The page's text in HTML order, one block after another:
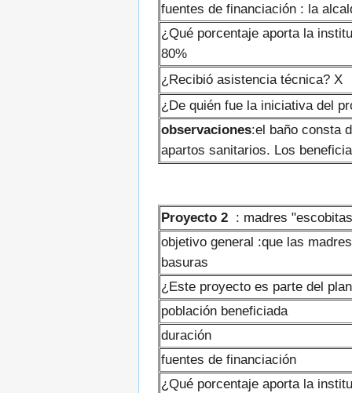
fuentes de financiación : la
¿Qué porcentaje aporta la
80%
¿Recibió asistencia técnica? X
¿De quién fue la iniciativa del
observaciones:el baño consta
apartos sanitarios. Los
Proyecto 2 : madres
objetivo general :que las
basuras
¿Este proyecto es parte del
población beneficiada
duración
fuentes de financiación
¿Qué porcentaje aporta la